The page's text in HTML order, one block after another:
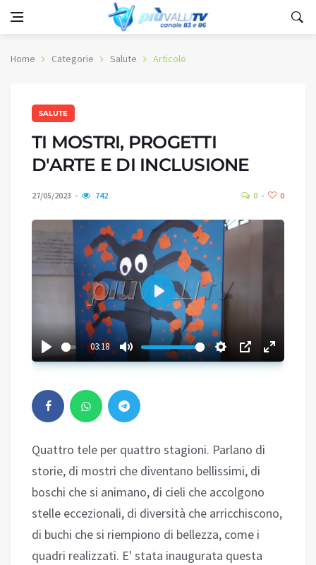
Home Categorie Salute Articolo
SALUTE
TI MOSTRI, PROGETTI
D'ARTE E DI INCLUSIONE
27/05/2023 742 0 0
03:18
Play
Quattro tele per quattro stagioni. Parlano di
storie, di mostri che diventano bellissimi, di
boschi che si animano, di cieli che accolgono
stelle eccezionali, di diversità che arricchiscono,
di buchi che si riempiono di bellezza, come i
quadri realizzati. E' stata inaugurata questa